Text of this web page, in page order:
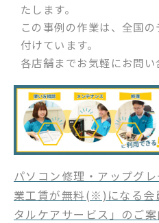
たします。
この事例の作業は、全国
付けています。
各店舗までお気軽にお問い
パソコン修理・アップグ
業工賃が無料(※)になる会
タルケアサービス」のご案